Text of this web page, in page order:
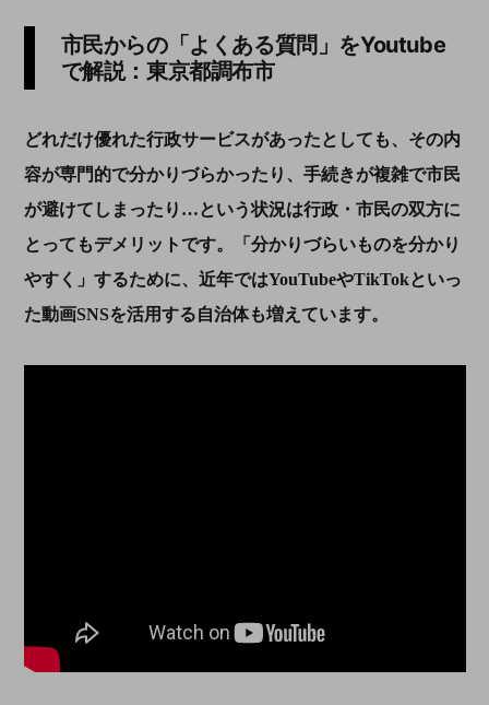
市民からの「よくある質問」をYoutube
で解説：東京都調布市
どれだけ優れた行政サービスがあったとしても、その内
容が専門的で分かりづらかったり、手続きが複雑で市民
が避けてしまったり…という状況は行政・市民の双方に
とってもデメリットです。「分かりづらいものを分かり
やすく」するために、近年ではYouTubeやTikTokといっ
た動画SNSを活用する自治体も増えています。